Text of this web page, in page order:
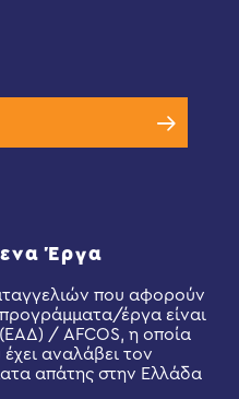
Έργα
που αφορούν
έργα είναι
/ AFCOS, η οποία
αναλάβει τον
απάτης στην Ελλάδα